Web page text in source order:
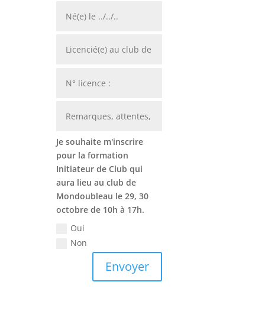
Je souhaite m'inscrire
pour la formation
Initiateur de Club qui
aura lieu au club de
Mondoubleau le 29, 30
octobre de 10h à 17h.
Oui
Non
Envoyer